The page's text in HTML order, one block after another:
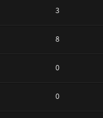
3
8
0
0